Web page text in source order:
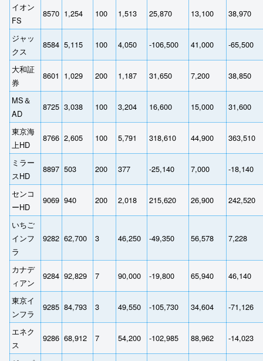
イオン
FS
8570 1,254 100 1,513 25,870 13,100 38,970
ジャッ
クス
8584 5,115 100 4,050 -106,500 41,000 -65,500
大和証
券
8601 1,029 200 1,187 31,650 7,200 38,850
MS＆
AD
8725 3,038 100 3,204 16,600 15,000 31,600
東京海
上HD
8766 2,605 100 5,791 318,610 44,900 363,510
ミラー
スHD
8897 503 200 377 -25,140 7,000 -18,140
センコ
ーHD
9069 940 200 2,018 215,620 26,900 242,520
いちご
インフ
ラ
9282 62,700 3 46,250 -49,350 56,578 7,228
カナデ
ィアン
9284 92,829 7 90,000 -19,800 65,940 46,140
東京イ
ンフラ
9285 84,793 3 49,550 -105,730 34,604 -71,126
エネク
ス
9286 68,912 7 54,200 -102,985 88,962 -14,023